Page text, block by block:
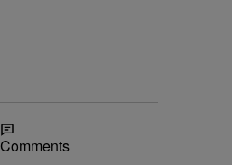
Comments